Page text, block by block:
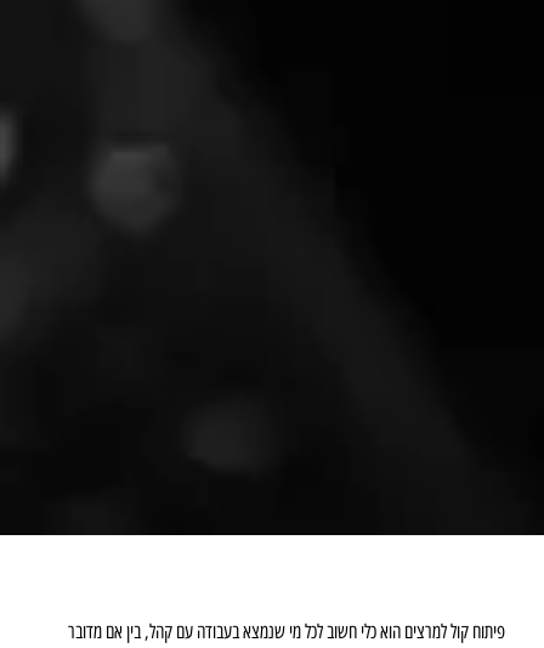
פיתוח קול למרצים הוא כלי חשוב לכל מי שנמצא בעבודה עם קהל, בין אם מדובר